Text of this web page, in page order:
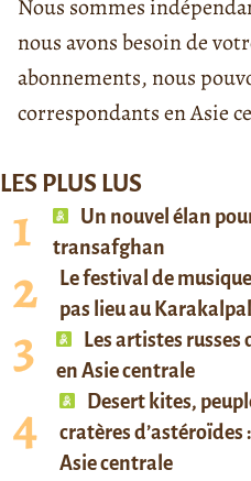
Nous sommes
nous avons besoin de
abonnements, nous
correspondants en Asie
LES PLUS LUS
Un nouvel élan
transafghan
Le festival de
pas lieu au
Les artistes russes
en Asie centrale
Desert kites,
cratères d’astéroïdes
Asie centrale